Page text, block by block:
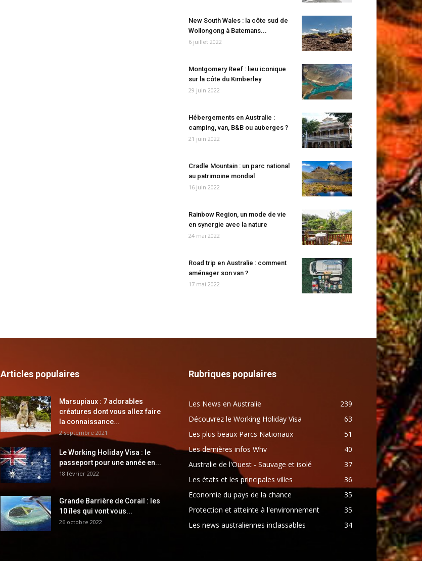
New South Wales : la côte sud de
Wollongong à Batemans...
6 juillet 2022
Montgomery Reef : lieu iconique
sur la côte du Kimberley
29 juin 2022
Hébergements en Australie :
camping, van, B&B ou auberges ?
21 juin 2022
Cradle Mountain : un parc national
au patrimoine mondial
16 juin 2022
Rainbow Region, un mode de vie
en synergie avec la nature
24 mai 2022
Road trip en Australie : comment
aménager son van ?
17 mai 2022
Articles populaires
Marsupiaux : 7 adorables
créatures dont vous allez faire
la connaissance...
2 septembre 2021
Le Working Holiday Visa : le
passeport pour une année en...
18 février 2022
Grande Barrière de Corail : les
10 îles qui vont vous...
26 octobre 2022
Rubriques populaires
Les News en Australie
239
Découvrez le Working Holiday Visa
63
Les plus beaux Parcs Nationaux
51
Les dernières infos Whv
40
Australie de l'Ouest - Sauvage et isolé
37
Les états et les principales villes
36
Economie du pays de la chance
35
Protection et atteinte à l'environnement
35
Les news australiennes inclassables
34